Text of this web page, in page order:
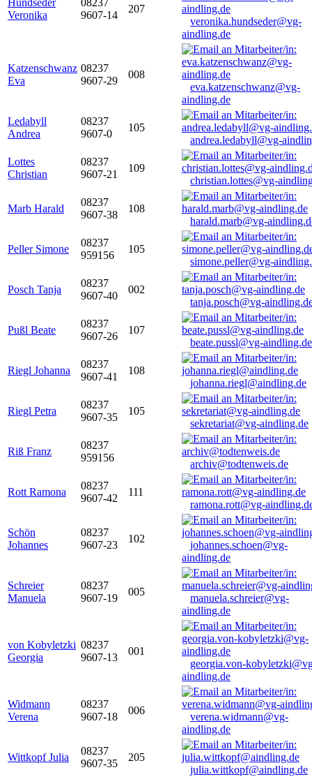
Hundseder
Veronika
08237
9607-14
207
veronika.hundseder@vg-
aindling.de
Katzenschwanz
Eva
08237
9607-29
008
eva.katzenschwanz@vg-
aindling.de
Ledabyll
Andrea
08237
9607-0
105
andrea.ledabyll@vg-
Lottes
Christian
08237
9607-21
109
christian.lottes@vg-
Marb Harald
08237
9607-38
108
harald.marb@vg-
Peller Simone
08237
959156
105
simone.peller@vg-
Posch Tanja
08237
9607-40
002
tanja.posch@vg-
Pußl Beate
08237
9607-26
107
beate.pussl@vg-aindling.de
Riegl Johanna
08237
9607-41
108
johanna.riegl@aindling.de
Riegl Petra
08237
9607-35
105
sekretariat@vg-aindling.de
Riß Franz
08237
959156
archiv@todtenweis.de
Rott Ramona
08237
9607-42
111
ramona.rott@vg-
Schön
Johannes
08237
9607-23
102
johannes.schoen@vg-
aindling.de
Schreier
Manuela
08237
9607-19
005
manuela.schreier@vg-
aindling.de
von Kobyletzki
Georgia
08237
9607-13
001
georgia.von-
aindling.de
Widmann
Verena
08237
9607-18
006
verena.widmann@vg-
aindling.de
Wittkopf Julia
08237
9607-35
205
julia.wittkopf@aindling.de